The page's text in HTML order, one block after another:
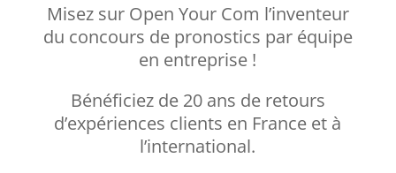
Misez sur Open Your Com l’inventeur
du concours de pronostics par équipe
en entreprise !
Bénéficiez de 20 ans de retours
d’expériences clients en France et à
l’international.